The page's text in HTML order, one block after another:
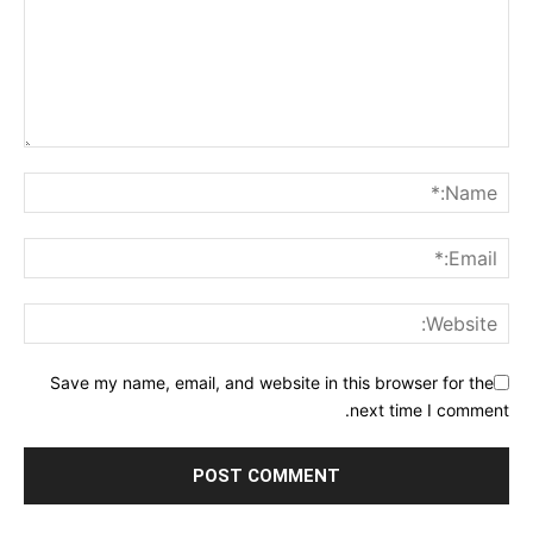
Save my name, email, and website in this browser for the
next time I comment.